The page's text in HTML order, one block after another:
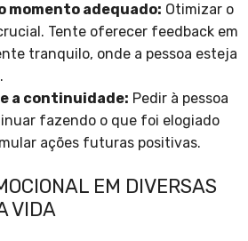
momento adequado: Otimizar o
Tente oferecer feedback em
tranquilo, onde a pessoa esteja
a continuidade: Pedir à pessoa
fazendo o que foi elogiado
ações futuras positivas.
EM DIVERSAS
VIDA